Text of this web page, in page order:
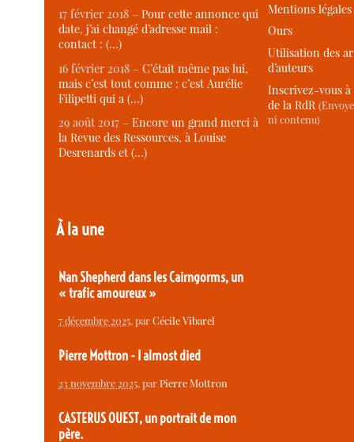
17 février 2018 –Pour cette annonce qui
date, j’ai changé d’adresse mail :
contact : (…)
16 février 2018 –C’était même pas lui,
mais c’est tout comme : c’est Aurélie
Filipetti qui a (…)
29 août 2017 –Encore un grand merci à
la Revue des Ressources, à Louise
Desrenards et (…)
À la une
Nan Shepherd dans les Cairngorms, un
« trafic amoureux »
7 décembre 2025, parCécile Vibarel
Pierre Mottron - I almost died
23 novembre 2025, parPierre Mottron
CASTERUS OUEST, un portrait de mon
père.
Mentions légales
Ours
Utilisation des
d’auteurs
Inscrivez-vous
de la RdR
ni contenu)